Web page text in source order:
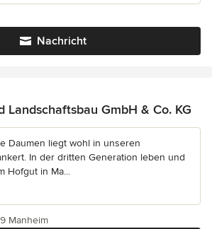
Nachricht
Landschaftsbau GmbH & Co. KG
Daumen liegt wohl in unseren
In der dritten Generation leben und
Hofgut in Ma...
Manheim